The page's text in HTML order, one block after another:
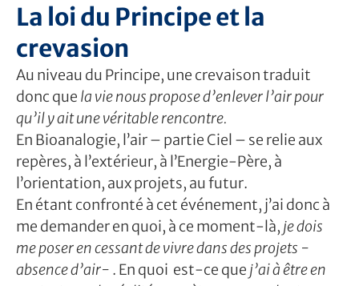
La loi du Principe et la
crevasion
Au niveau du Principe, une crevaison traduit
donc que la vie nous propose d’enlever l’air pour
qu’il y ait une véritable rencontre.
En Bioanalogie, l’air – partie Ciel – se relie aux
repères, à l’extérieur, à l’Energie-Père, à
l’orientation, aux projets, au futur.
En étant confronté à cet événement, j’ai donc à
me demander en quoi, à ce moment-là, je dois
me poser en cessant de vivre dans des projets -
absence d’air- . En quoi est-ce que j’ai à être en